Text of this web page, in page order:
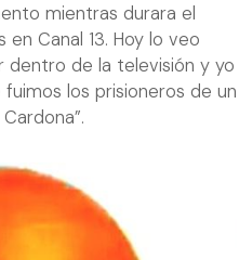
mientras durara el
Canal 13. Hoy lo veo
de la televisión y yo
los prisioneros de un